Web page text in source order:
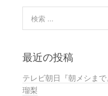
最近の投稿
テレビ朝日『朝メシま
瑠梨